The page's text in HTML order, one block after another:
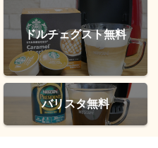
ドルチェグスト無料
バリスタ無料